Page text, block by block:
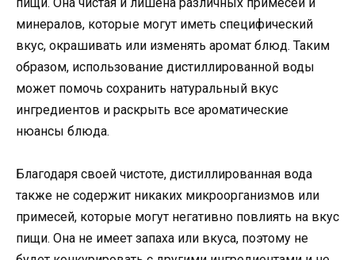
минералов, которые могут иметь специфический
вкус, окрашивать или изменять аромат блюд. Таким
образом, использование дистиллированной воды
может помочь сохранить натуральный вкус
ингредиентов и раскрыть все ароматические
нюансы блюда.
Благодаря своей чистоте, дистиллированная вода
также не содержит никаких микроорганизмов или
примесей, которые могут негативно повлиять на вкус
пищи. Она не имеет запаха или вкуса, поэтому не